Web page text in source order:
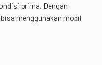
prima. Dengan
menggunakan mobil